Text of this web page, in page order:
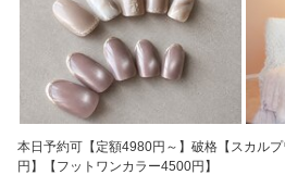
本日予約可【定額4980円～】破格【スカル
円】【フットワンカラー4500円】